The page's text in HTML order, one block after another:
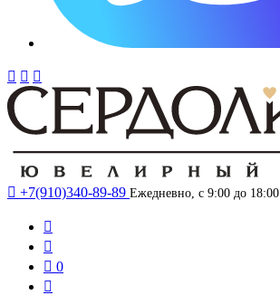
  
 +7(910)340-89-89 Ежедневно, с 9:00 до 18:00


 0
